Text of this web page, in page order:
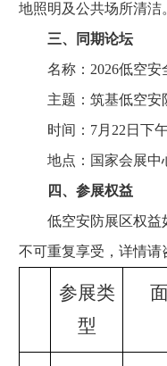
地照明及公共场所清洁
三、同期论坛
名称：2026低空安
主题：筑基低空安
时间：7月22日下午
地点：国家会展中
四、参展权益
低空安防展区权益
不可重复享受，详情请
参展类
型
面